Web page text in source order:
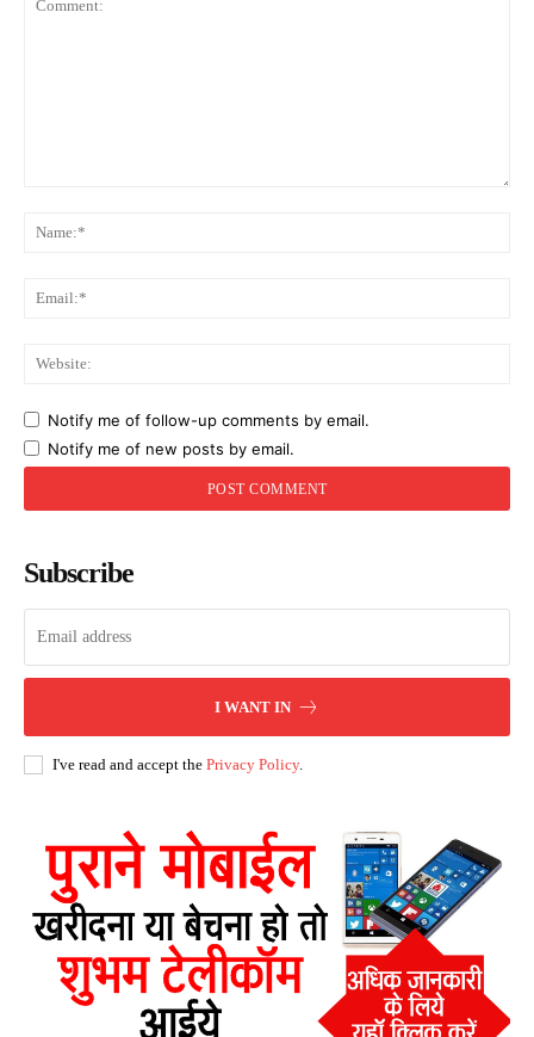
Notify me of follow-up comments by email.
Notify me of new posts by email.
Subscribe
I WANT IN
I've read and accept the Privacy Policy.